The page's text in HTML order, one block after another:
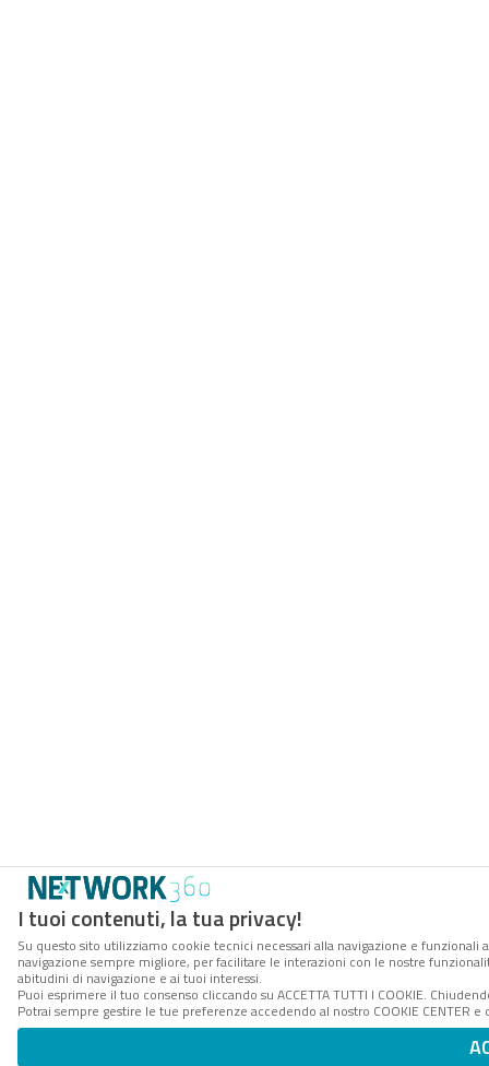
I tuoi contenuti, la tua privacy!
Su questo sito utilizziamo cookie tecnici necessari alla navigazione e
navigazione sempre migliore, per facilitare le interazioni con le nostre
abitudini di navigazione e ai tuoi interessi.
Puoi esprimere il tuo consenso cliccando su ACCETTA TUTTI I COOKIE.
Potrai sempre gestire le tue preferenze accedendo al nostro COOKIE